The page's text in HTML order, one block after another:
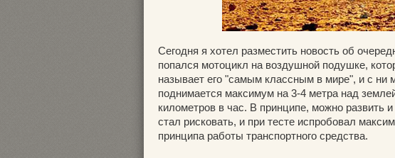
Сегодня я хотел разместить новость об
попался мотоцикл на воздушной подушке,
называет его "самым классным в мире", и с ни
поднимается максимум на 3-4 метра над
километров в час. В принципе, можно развить
стал рисковать, и при тесте испробовал
принципа работы транспортного средства.